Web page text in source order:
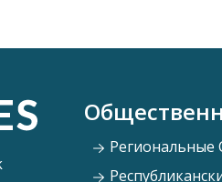
Региональные